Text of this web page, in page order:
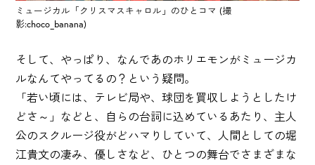
ミュージカル「クリスマスキャロル」のひとコマ (撮
影:choco_banana)
そして、やっぱり、なんであのホリエモンがミュージカ
ルなんてやってるの？という疑問。
「若い頃には、テレビ局や、球団を買収しようとしたけ
どさ～」などと、自らの台詞に込めているあたり、主人
公のスクルージ役がどハマりしていて、人間としての堀
江貴文の凄み、優しさなど、ひとつの舞台でさまざまな